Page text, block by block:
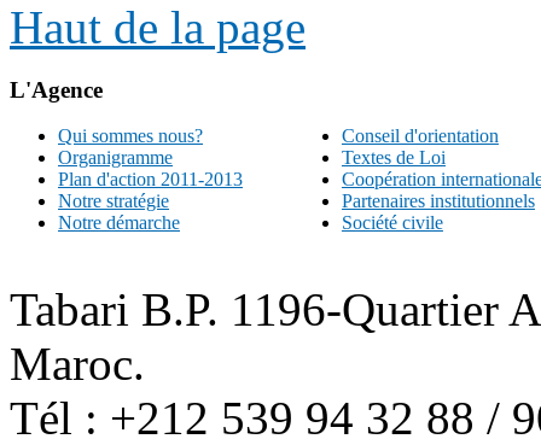
Haut de la page
L'Agence
Qui sommes nous?
Organigramme
Plan d'action 2011-2013
Notre stratégie
Notre démarche
Conseil d'orientation
Textes de Loi
Coopération
Partenaires institutionnels
Société civile
Tabari B.P. 1196-Quartier
Maroc.
Tél : +212 539 94 32 88 /